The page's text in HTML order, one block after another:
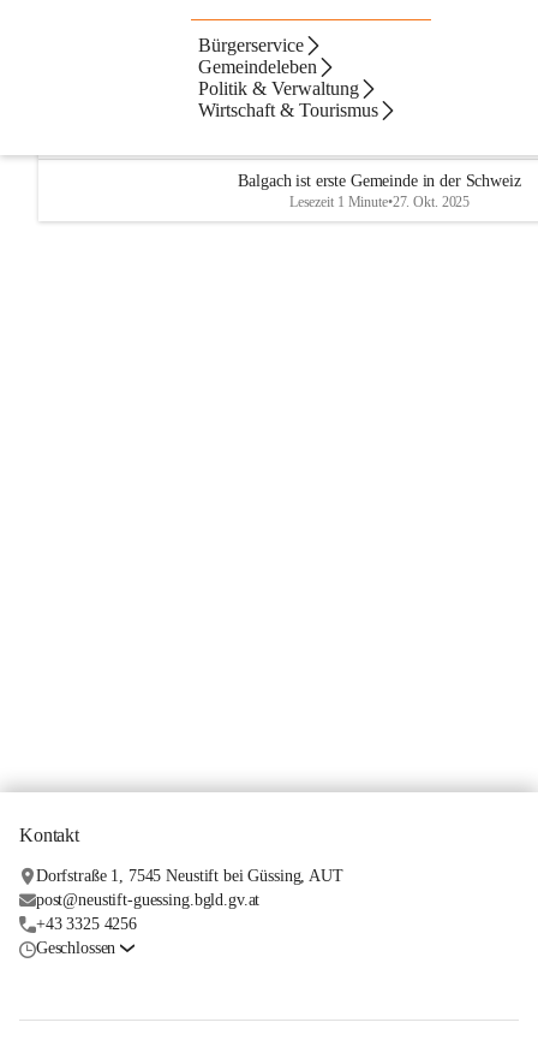
Bürgerservice
Gemeindeleben
Politik & Verwaltung
Wirtschaft & Tourismus
Artikel Dateien
Balgach ist erste Gemeinde in der Schweiz
Lesezeit 1 Minute•27. Okt. 2025
Kontakt
Dorfstraße 1, 7545 Neustift bei Güssing, AUT
post@neustift-guessing.bgld.gv.at
+43 3325 4256
Geschlossen